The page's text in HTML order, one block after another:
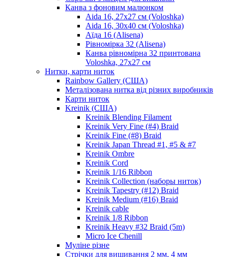
Канва з фоновим малюнком
Aida 16, 27х27 см (Voloshka)
Aida 16, 30х40 см (Voloshka)
Аїда 16 (Alisena)
Рівномірка 32 (Alisena)
Канва рівномірна 32 принтована
Voloshka, 27х27 см
Нитки, карти ниток
Rainbow Gallery (США)
Металізована нитка від різних виробників
Карти ниток
Kreinik (США)
Kreinik Blending Filament
Kreinik Very Fine (#4) Braid
Kreinik Fine (#8) Braid
Kreinik Japan Thread #1, #5 & #7
Kreinik Ombre
Kreinik Cord
Kreinik 1/16 Ribbon
Kreinik Collection (наборы ниток)
Kreinik Tapestry (#12) Braid
Kreinik Medium (#16) Braid
Kreinik cable
Kreinik 1/8 Ribbon
Kreinik Heavy #32 Braid (5m)
Micro Ice Chenill
Муліне різне
Стрічки для вишивання 2 мм, 4 мм